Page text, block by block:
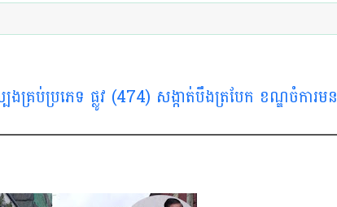
គ្រប់ប្រភេទ ផ្លូវ (474) សង្កាត់បឹងត្របែក ខណ្ឌចំការមន